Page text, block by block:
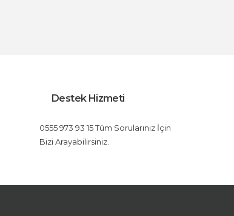
Destek Hizmeti
0555 973 93 15 Tüm Sorularınız İçin
Bizi Arayabilirsiniz.